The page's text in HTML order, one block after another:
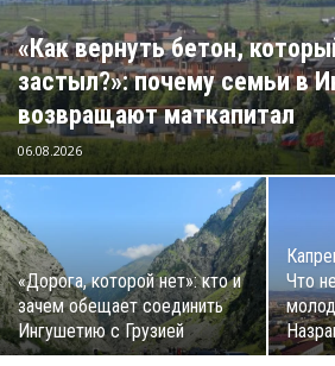
«Как вернуть бетон,
застыл?»: почему семьи в
возвращают маткапитал
06.08.2026
«Дорога, которой нет»: кто и
зачем обещает соединить
Ингушетию с Грузией
Что